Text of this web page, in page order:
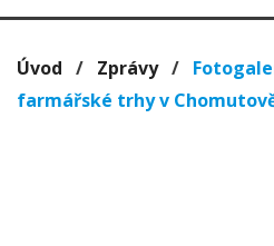
Úvod / Zprávy/
farmářské trhy v